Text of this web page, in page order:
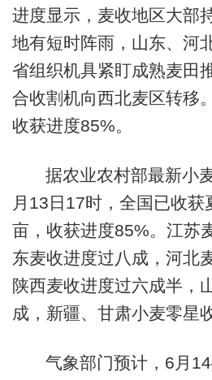
进度显示，麦收地区大部
地有短时阵雨，山东、河
省组织机具紧盯成熟麦田
合收割机向西北麦区转移
收获进度85%。
据农业农村部最新小
月13日17时，全国已收获
亩，收获进度85%。江苏
东麦收进度过八成，河北
陕西麦收进度过六成半，
成，新疆、甘肃小麦零星
气象部门预计，6月